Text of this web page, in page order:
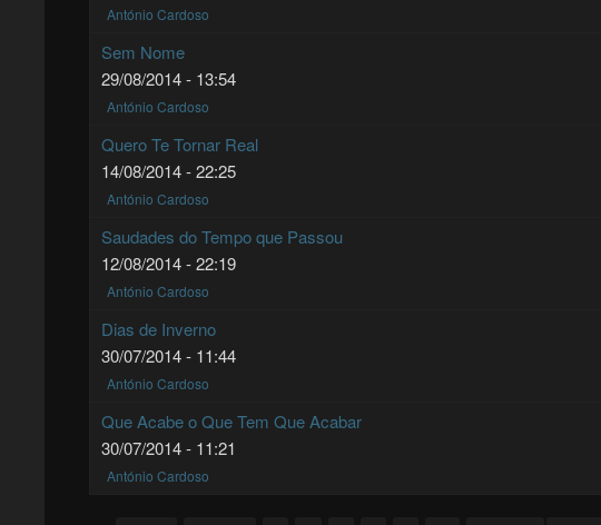
António Cardoso
Sem Nome
29/08/2014 - 13:54
António Cardoso
Quero Te Tornar Real
14/08/2014 - 22:25
António Cardoso
Saudades do Tempo que Passou
12/08/2014 - 22:19
António Cardoso
Dias de Inverno
30/07/2014 - 11:44
António Cardoso
Que Acabe o Que Tem Que Acabar
30/07/2014 - 11:21
António Cardoso